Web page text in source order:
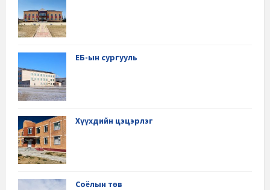
ЕБ-ын сургууль
Хүүхдийн цэцэрлэг
Соёлын төв